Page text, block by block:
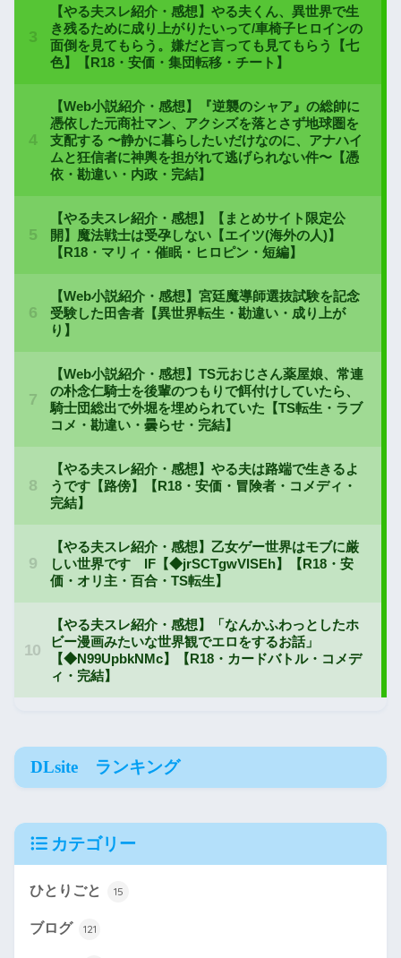
DLsite ランキング
カテゴリー
ひとりごと 15
ブログ 121